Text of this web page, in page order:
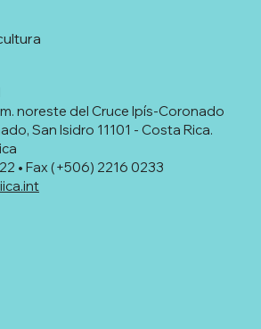
noreste del Cruce Ipís-Coronado
San Isidro 11101 - Costa Rica.
• Fax (+506) 2216 0233